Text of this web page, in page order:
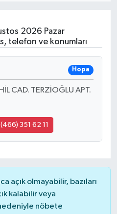
2026 Pazar
telefon ve konumları
Hopa
CAD. TERZİOĞLU APT.
351 62 11
açık olmayabilir, bazıları
kalabilir veya
nöbete